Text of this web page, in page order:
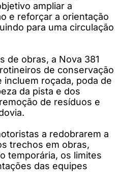
ampliar a
e reforçar a orientação
para uma circulação
de obras, a Nova 381
de conservação
incluem roçada, poda de
da pista e dos
de resíduos e
a redobrarem a
trechos em obras,
temporária, os limites
das equipes